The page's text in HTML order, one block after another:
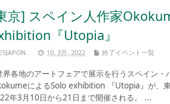
京] スペイン人作家
『Utopia』
10, 3月, 2022 終了イベント一覧
各地のアートフェアで展示を行うスペイン・
によるSolo exhibition 『Utopia』が、
年3月10日から21日まで開催される。 ...